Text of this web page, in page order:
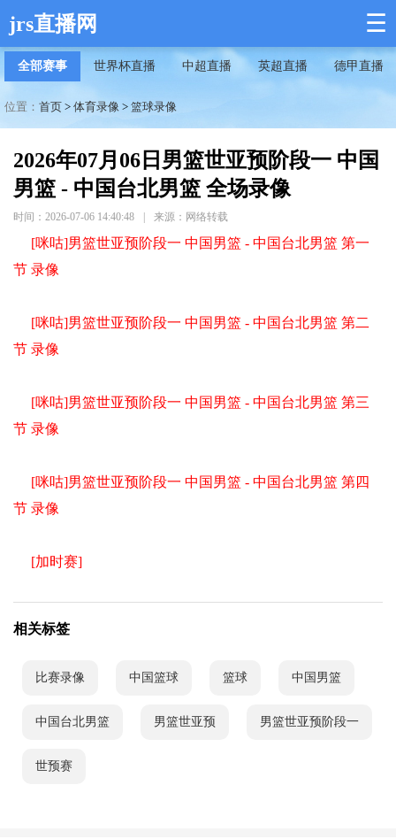
jrs直播网 ☰
全部赛事 世界杯直播 中超直播 英超直播 德甲直播
位置： 首页 > 体育录像 > 篮球录像
2026年07月06日男篮世亚预阶段一 中国
男篮 - 中国台北男篮 全场录像
时间：2026-07-06 14:40:48 来源：网络转载
[咪咕]男篮世亚预阶段一 中国男篮 - 中国台北男篮 第一
节 录像
[咪咕]男篮世亚预阶段一 中国男篮 - 中国台北男篮 第二
节 录像
[咪咕]男篮世亚预阶段一 中国男篮 - 中国台北男篮 第三
节 录像
[咪咕]男篮世亚预阶段一 中国男篮 - 中国台北男篮 第四
节 录像
[加时赛]
相关标签
比赛录像 中国篮球 篮球 中国男篮
中国台北男篮 男篮世亚预 男篮世亚预阶段一
世预赛